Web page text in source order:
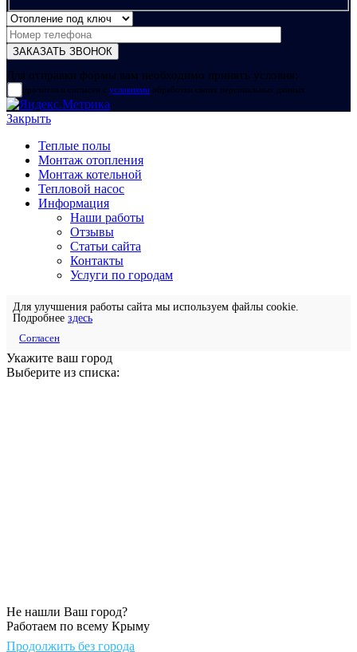
Для отправки формы вам необходимо принять условия:
прочитал и согласен с условиями обработки своих персональных данных
Закрыть
Теплые полы
Монтаж отопления
Монтаж котельной
Тепловой насос
Информация
Наши работы
Отзывы
Статьи сайта
Контакты
Услуги по городам
Для улучшения работы сайта мы используем файлы cookie.
Подробнее здесь
Согласен
Укажите ваш город
Выберите из списка:
Не нашли Ваш город?
Работаем по всему Крыму
Продолжить без города